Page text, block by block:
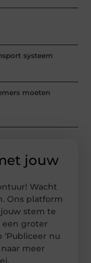
systeem
moeten
jouw
Wacht
Ons platform
stem te
groter
nu
meer